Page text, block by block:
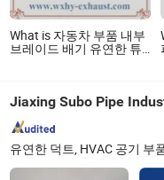
What is 자동차 부품 내부
브레이드 배기 유연한 튜
Jiaxing Subo Pipe